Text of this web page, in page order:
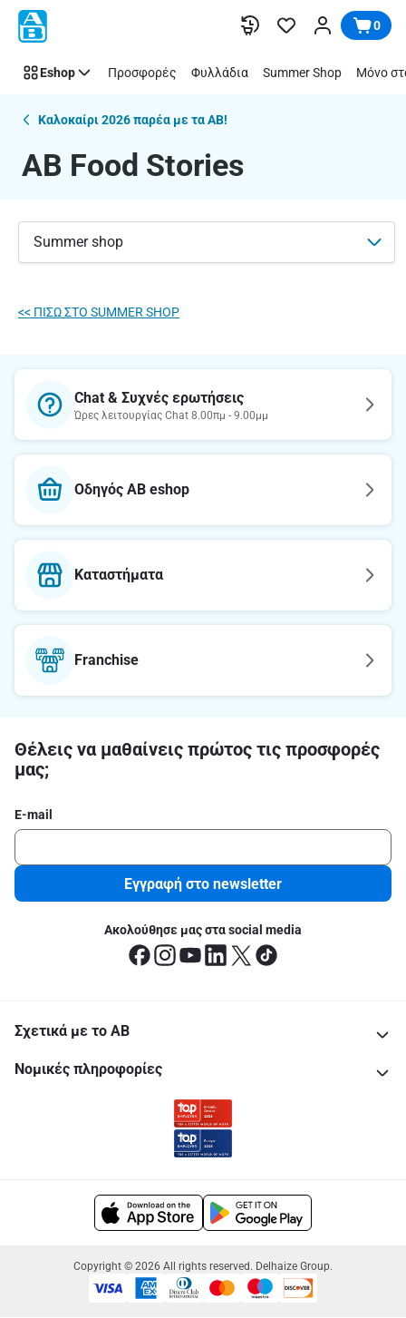
Παράλειψη
Food
Stories
0
Eshop Προσφορές Φυλλάδια Summer Shop Μόνο
Καλοκαίρι 2026 παρέα με τα ΑΒ!
AB Food Stories
Summer shop
<< ΠΙΣΩ ΣΤΟ SUMMER SHOP
Chat & Συχνές ερωτήσεις
Ώρες λειτουργίας Chat 8.00πμ - 9.00μμ
Οδηγός AB eshop
Καταστήματα
Franchise
Θέλεις να μαθαίνεις πρώτος τις προσφορές
μας;
E-mail
Εγγραφή στο newsletter
Ακολούθησε μας στα social media
Σχετικά με το ΑΒ
Νομικές πληροφορίες
Copyright © 2026 All rights reserved. Delhaize Group.